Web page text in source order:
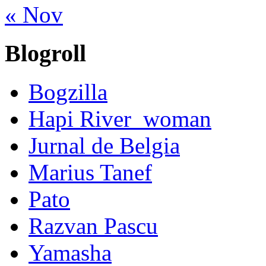
« Nov
Blogroll
Bogzilla
Hapi River_woman
Jurnal de Belgia
Marius Tanef
Pato
Razvan Pascu
Yamasha